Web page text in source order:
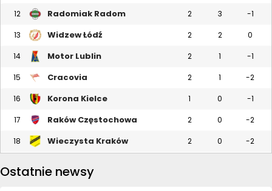
12 Radomiak Radom 2 3 -1
13 Widzew Łódź 2 2 0
14 Motor Lublin 2 1 -1
15 Cracovia 2 1 -2
16 Korona Kielce 1 0 -1
17 Raków Częstochowa 2 0 -2
18 Wieczysta Kraków 2 0 -2
Ostatnie newsy